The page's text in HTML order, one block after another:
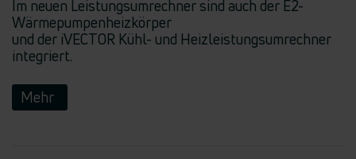
Im neuen Leistungsumrechner sind auch der E2-
Wärmepumpenheizkörper
und der iVECTOR Kühl- und Heizleistungsumrechner
integriert.
Mehr